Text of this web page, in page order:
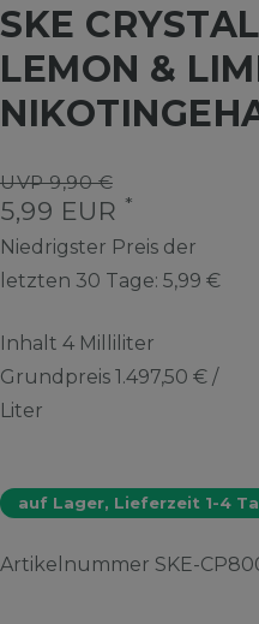
SKE
LEMON &
UVP 9,90 €
5,99 EUR *
Niedrigster Preis der
letzten 30 Tage: 5,99 €
Inhalt 4 Milliliter
Grundpreis 1.497,50 € /
Liter
auf Lager, Lieferzeit 1-4
Artikelnummer SKE-